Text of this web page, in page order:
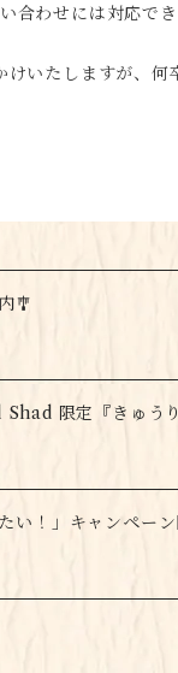
合わせには対応でき
いたしますが、何
🎐
Shad 限定『きゅう
！」キャンペーン